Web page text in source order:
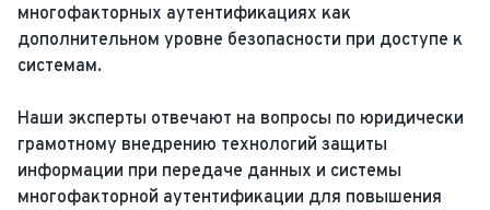
многофакторных аутентификациях как
дополнительном уровне безопасности при доступе к
системам.
Наши эксперты отвечают на вопросы по юридически
грамотному внедрению технологий защиты
информации при передаче данных и системы
многофакторной аутентификации для повышения